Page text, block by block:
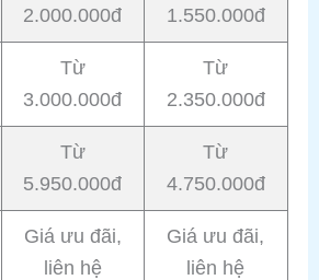
2.000.000đ
1.550.000đ
Từ
3.000.000đ
Từ
2.350.000đ
Từ
5.950.000đ
Từ
4.750.000đ
Giá ưu đãi,
liên hệ
Giá ưu đãi,
liên hệ